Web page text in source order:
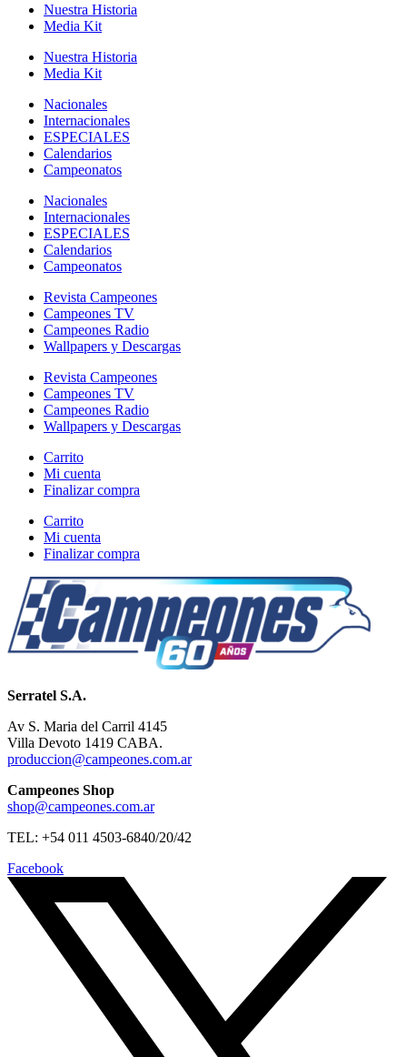
Nuestra Historia
Media Kit
Nuestra Historia
Media Kit
Nacionales
Internacionales
ESPECIALES
Calendarios
Campeonatos
Nacionales
Internacionales
ESPECIALES
Calendarios
Campeonatos
Revista Campeones
Campeones TV
Campeones Radio
Wallpapers y Descargas
Revista Campeones
Campeones TV
Campeones Radio
Wallpapers y Descargas
Carrito
Mi cuenta
Finalizar compra
Carrito
Mi cuenta
Finalizar compra
Serratel S.A.
Av S. Maria del Carril 4145
Villa Devoto 1419 CABA.
produccion@campeones.com.ar
Campeones Shop
shop@campeones.com.ar
TEL: +54 011 4503-6840/20/42
Facebook